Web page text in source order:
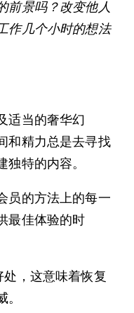
前景吗？改变他人
作几个小时的想法
适当的奢华幻
和精力总是去寻找
特的内容。
员的方法上的每一
最佳体验的时
，这意味着恢复